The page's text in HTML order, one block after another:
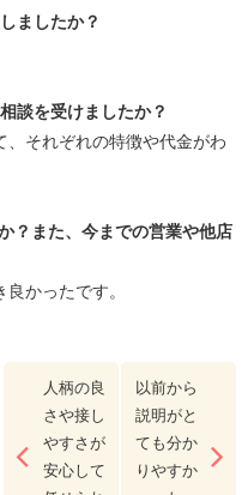
ましたか？
談を受けましたか？
、それぞれの特徴や代金がわ
？また、今までの営業や他店
かったです。
人柄の良
さや接し
やすさが
安心して
以前から
説明がと
ても分か
りやすか